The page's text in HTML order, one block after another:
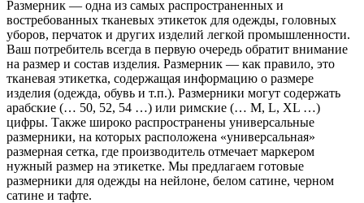
Размерник — одна из самых распространенных и
востребованных тканевых этикеток для одежды, головных
уборов, перчаток и других изделий легкой промышленности.
Ваш потребитель всегда в первую очередь обратит внимание
на размер и состав изделия. Размерник — как правило, это
тканевая этикетка, содержащая информацию о размере
изделия (одежда, обувь и т.п.). Размерники могут содержать
арабские (… 50, 52, 54 …) или римские (… M, L, XL …)
цифры. Также широко распространены универсальные
размерники, на которых расположена «универсальная»
размерная сетка, где производитель отмечает маркером
нужный размер на этикетке. Мы предлагаем готовые
размерники для одежды на нейлоне, белом сатине, черном
сатине и тафте.